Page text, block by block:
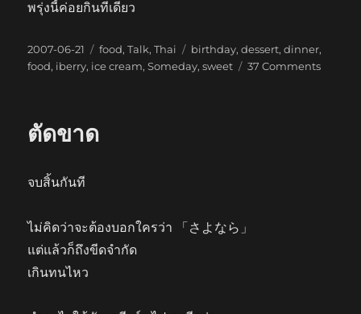
พรุ่งนี้ค่อยกินทีเดียว
Posted
on
2007-06-21 Categories
food,Talk,Thai Tags
birthday,dessert,dinner,
food, iberry, ice cream,Someday,sweet 37 Commentson
ตัดขาด
จบสิ้นกันที
ไม่คิดว่าจะต้องบอกใครว่า 「さよなら」
แต่แล้วก็ถึงขีดจำกัด
เกินทนไหว